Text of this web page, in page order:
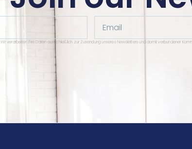
Email
Wir verarbeiten Ihre Daten ausschließlich zur Zusendung unseres Newsletters und damit verbundener